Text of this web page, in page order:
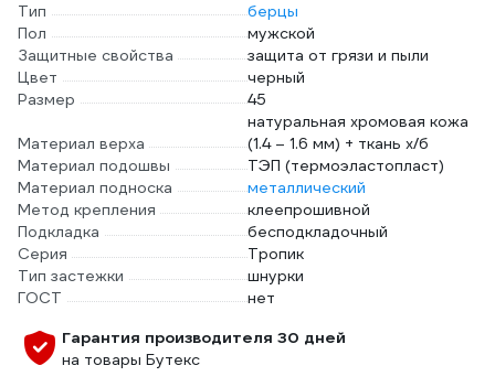
Тип
берцы
Пол
мужской
Защитные свойства
защита от грязи и пыли
Цвет
черный
Размер
45
Материал верха
натуральная хромовая кожа
(1.4 – 1.6 мм) + ткань х/б
Материал подошвы
ТЭП (термоэластопласт)
Материал подноска
металлический
Метод крепления
клеепрошивной
Подкладка
бесподкладочный
Серия
Тропик
Тип застежки
шнурки
ГОСТ
нет
Гарантия производителя 30 дней
на товары Бутекс